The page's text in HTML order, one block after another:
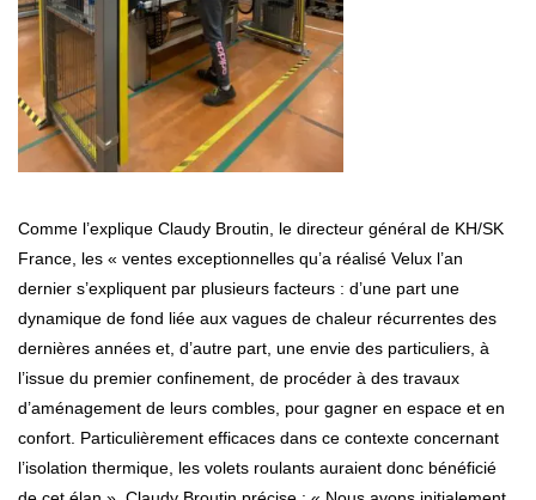
Comme l’explique Claudy Broutin, le directeur général de KH/SK
France, les « ventes exceptionnelles qu’a réalisé Velux l’an
dernier s’expliquent par plusieurs facteurs : d’une part une
dynamique de fond liée aux vagues de chaleur récurrentes des
dernières années et, d’autre part, une envie des particuliers, à
l’issue du premier confinement, de procéder à des travaux
d’aménagement de leurs combles, pour gagner en espace et en
confort. Particulièrement efficaces dans ce contexte concernant
l’isolation thermique, les volets roulants auraient donc bénéficié